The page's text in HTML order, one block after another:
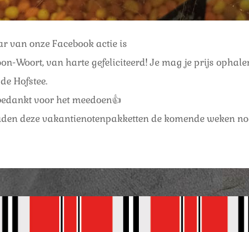
van onze Facebook actie is
Woort, van harte gefeliciteerd! Je mag je prijs
Hofstee.
voor het meedoen👍
deze vakantienotenpakketten de komende weken